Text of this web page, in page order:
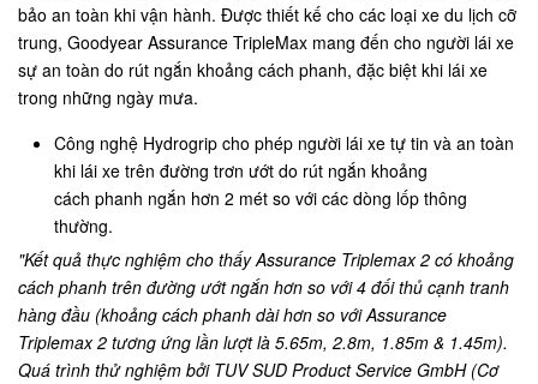
bảo an toàn khi vận hành. Được thiết kế cho các loại xe du lịch cỡ
trung, Goodyear Assurance TripleMax mang đến cho người lái xe
sự an toàn do rút ngắn khoảng cách phanh, đặc biệt khi lái xe
trong những ngày mưa.
Công nghệ Hydrogrip cho phép người lái xe tự tin và an toàn
khi lái xe trên đường trơn ướt do rút ngắn khoảng
cách phanh ngắn hơn 2 mét so với các dòng lốp thông
thường.
"Kết quả thực nghiệm cho thấy Assurance Triplemax 2 có khoảng
cách phanh trên đường ướt ngắn hơn so với 4 đối thủ cạnh tranh
hàng đầu (khoảng cách phanh dài hơn so với Assurance
Triplemax 2 tương ứng lần lượt là 5.65m, 2.8m, 1.85m & 1.45m).
Quá trình thử nghiệm bởi TUV SUD Product Service GmbH (Cơ